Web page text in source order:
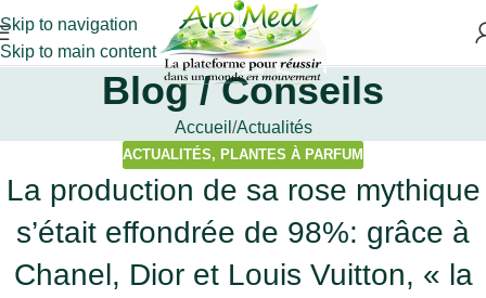
Skip to navigation
Skip to main content
Blog / Conseils
Accueil Actualités
ACTUALITÉS, PLANTES À PARFUM
La production de sa rose mythique
s’était effondrée de 98%: grâce à
Chanel, Dior et Louis Vuitton, « la